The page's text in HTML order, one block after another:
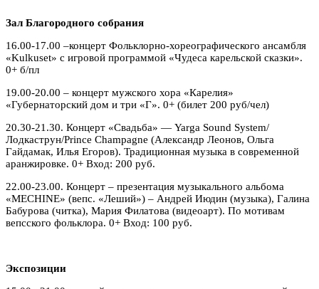
Зал Благородного собрания
16.00-17.00 –концерт Фольклорно-хореографического ансамбля
«Kulkuset» с игровой программой «Чудеса карельской сказки».
0+ б/пл
19.00-20.00 – концерт мужского хора «Карелия»
«Губернаторский дом и три «Г». 0+ (билет 200 руб/чел)
20.30-21.30. Концерт «Свадьба» — Yarga Sound System/
Лодкаструн/Prince Champagne (Александр Леонов, Ольга
Гайдамак, Илья Егоров). Традиционная музыка в современной
аранжировке. 0+ Вход: 200 руб.
22.00-23.00. Концерт – презентация музыкального альбома
«MECHINE» (вепс. «Леший») – Андрей Июдин (музыка), Галина
Бабурова (читка), Мария Филатова (видеоарт). По мотивам
вепсского фольклора. 0+ Вход: 100 руб.
Экспозиции